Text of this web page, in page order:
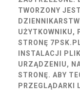
TWORZONY
UŻYTKOWNIKU,
STRONĘ
INSTALACJI
URZĄDZENIU,
STRONĘ. ABY
PRZEGLĄDARKI